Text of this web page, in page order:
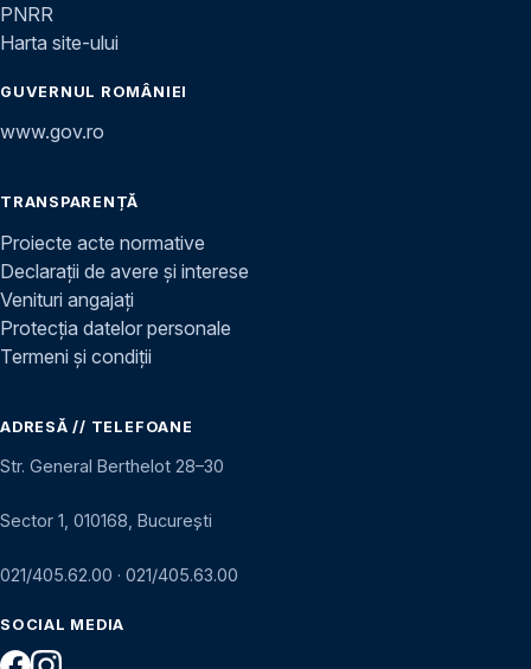
PNRR
Harta site-ului
GUVERNUL ROMÂNIEI
www.gov.ro
TRANSPARENȚĂ
Proiecte acte normative
Declarații de avere și interese
Venituri angajați
Protecția datelor personale
Termeni și condiții
ADRESĂ // TELEFOANE
Str. General Berthelot 28–30
Sector 1, 010168, București
021/405.62.00 · 021/405.63.00
SOCIAL MEDIA